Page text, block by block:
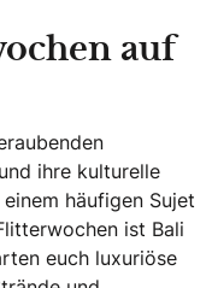
auf
ihre kulturelle
häufigen Sujet
ist Bali
euch luxuriöse